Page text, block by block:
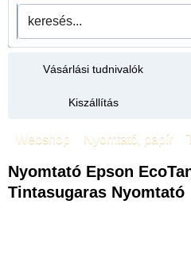
Vásárlási tudnivalók
Kiszállítás
Webshop Nyomtató, papír
Nyomtató Epson
Tintasugaras Nyomtató